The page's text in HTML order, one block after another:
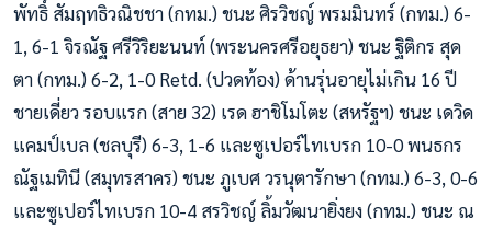
พัทธิ์ สัมฤทธิวณิชชา (กทม.) ชนะ ศิรวิชญ์ พรมมินทร์ (กทม.) 6-
1, 6-1 จิรณัฐ ศรีวิริยะนนท์ (พระนครศรีอยุธยา) ชนะ ฐิติกร สุด
ตา (กทม.) 6-2, 1-0 Retd. (ปวดท้อง) ด้านรุ่นอายุไม่เกิน 16 ปี
ชายเดี่ยว รอบแรก (สาย 32) เรด ฮาชิโมโตะ (สหรัฐฯ) ชนะ เดวิด
แคมป์เบล (ชลบุรี) 6-3, 1-6 และซูเปอร์ไทเบรก 10-0 พนธกร
ณัฐเมทินี (สมุทรสาคร) ชนะ ภูเบศ วรนุตารักษา (กทม.) 6-3, 0-6
และซูเปอร์ไทเบรก 10-4 สรวิชญ์ ลิ้มวัฒนายิ่งยง (กทม.) ชนะ ณ